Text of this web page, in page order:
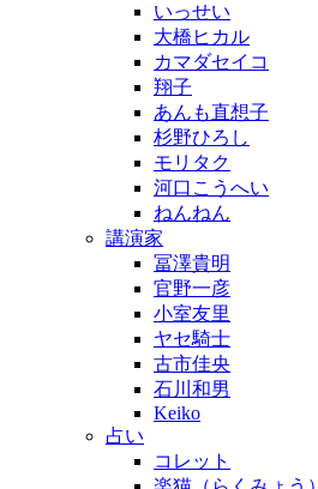
いっせい
大橋ヒカル
カマダセイコ
翔子
あんも直想子
杉野ひろし
モリタク
河口こうへい
ねんねん
講演家
冨澤貴明
官野一彦
小室友里
ヤセ騎士
古市佳央
石川和男
Keiko
占い
コレット